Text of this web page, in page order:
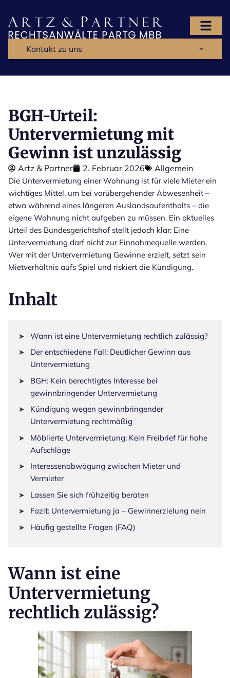
Kontakt zu uns
BGH-Urteil:
Untervermietung mit
Gewinn ist unzulässig
Artz & Partner 2. Februar 2026 Allgemein
Die Untervermietung einer Wohnung ist für viele Mieter ein
wichtiges Mittel, um bei vorübergehender Abwesenheit –
etwa während eines längeren Auslandsaufenthalts – die
eigene Wohnung nicht aufgeben zu müssen. Ein aktuelles
Urteil des Bundesgerichtshof stellt jedoch klar: Eine
Untervermietung darf nicht zur Einnahmequelle werden.
Wer mit der Untervermietung Gewinne erzielt, setzt sein
Mietverhältnis aufs Spiel und riskiert die Kündigung.
Inhalt
Wann ist eine Untervermietung rechtlich zulässig?
Der entschiedene Fall: Deutlicher Gewinn aus
Untervermietung
BGH: Kein berechtigtes Interesse bei
gewinnbringender Untervermietung
Kündigung wegen gewinnbringender
Untervermietung rechtmäßig
Möblierte Untervermietung: Kein Freibrief für hohe
Aufschläge
Interessenabwägung zwischen Mieter und
Vermieter
Lassen Sie sich frühzeitig beraten
Fazit: Untervermietung ja – Gewinnerzielung nein
Häufig gestellte Fragen (FAQ)
Wann ist eine
Untervermietung
rechtlich zulässig?